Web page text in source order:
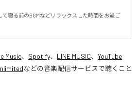
寝る前のBGMなどリラックスした時間をお過ご
Music、 Spotify、 LINE MUSIC、 YouTube
などの音楽配信サービスで聴くこと